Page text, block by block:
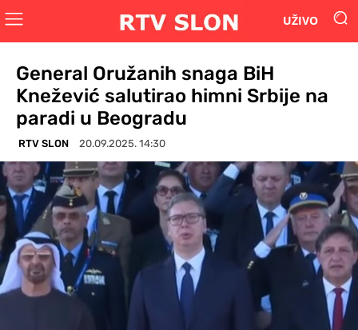
UŽIVO
General Oružanih snaga BiH
Knežević salutirao himni Srbije na
paradi u Beogradu
RTV SLON 20.09.2025. 14:30